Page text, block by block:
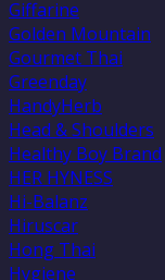
Giffarine
Golden Mountain
Gourmet Thai
Greenday
HandyHerb
Head & Shoulders
Healthy Boy Brand
HER HYNESS
Hi-Balanz
Hiruscar
Hong Thai
Hygiene